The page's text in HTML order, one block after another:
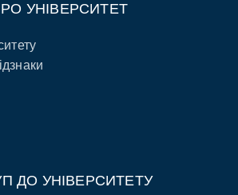
УНІВЕРСИТЕТ
ДО УНІВЕРСИТЕТУ